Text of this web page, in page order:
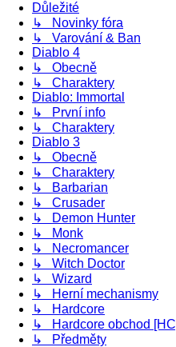
Důležité
↳ Novinky fóra
↳ Varování & Ban
Diablo 4
↳ Obecně
↳ Charaktery
Diablo: Immortal
↳ První info
↳ Charaktery
Diablo 3
↳ Obecně
↳ Charaktery
↳ Barbarian
↳ Crusader
↳ Demon Hunter
↳ Monk
↳ Necromancer
↳ Witch Doctor
↳ Wizard
↳ Herní mechanismy
↳ Hardcore
↳ Hardcore obchod [HC]
↳ Předměty